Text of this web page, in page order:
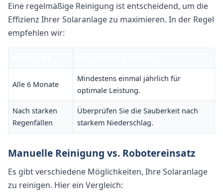
Eine regelmäßige Reinigung ist entscheidend, um die
Effizienz Ihrer Solaranlage zu maximieren. In der Regel
empfehlen wir:
Alle 6 Monate
Mindestens einmal jährlich für
optimale Leistung.
Nach starken
Regenfällen
Überprüfen Sie die Sauberkeit nach
starkem Niederschlag.
Manuelle Reinigung vs. Robotereinsatz
Es gibt verschiedene Möglichkeiten, Ihre Solaranlage
zu reinigen. Hier ein Vergleich: